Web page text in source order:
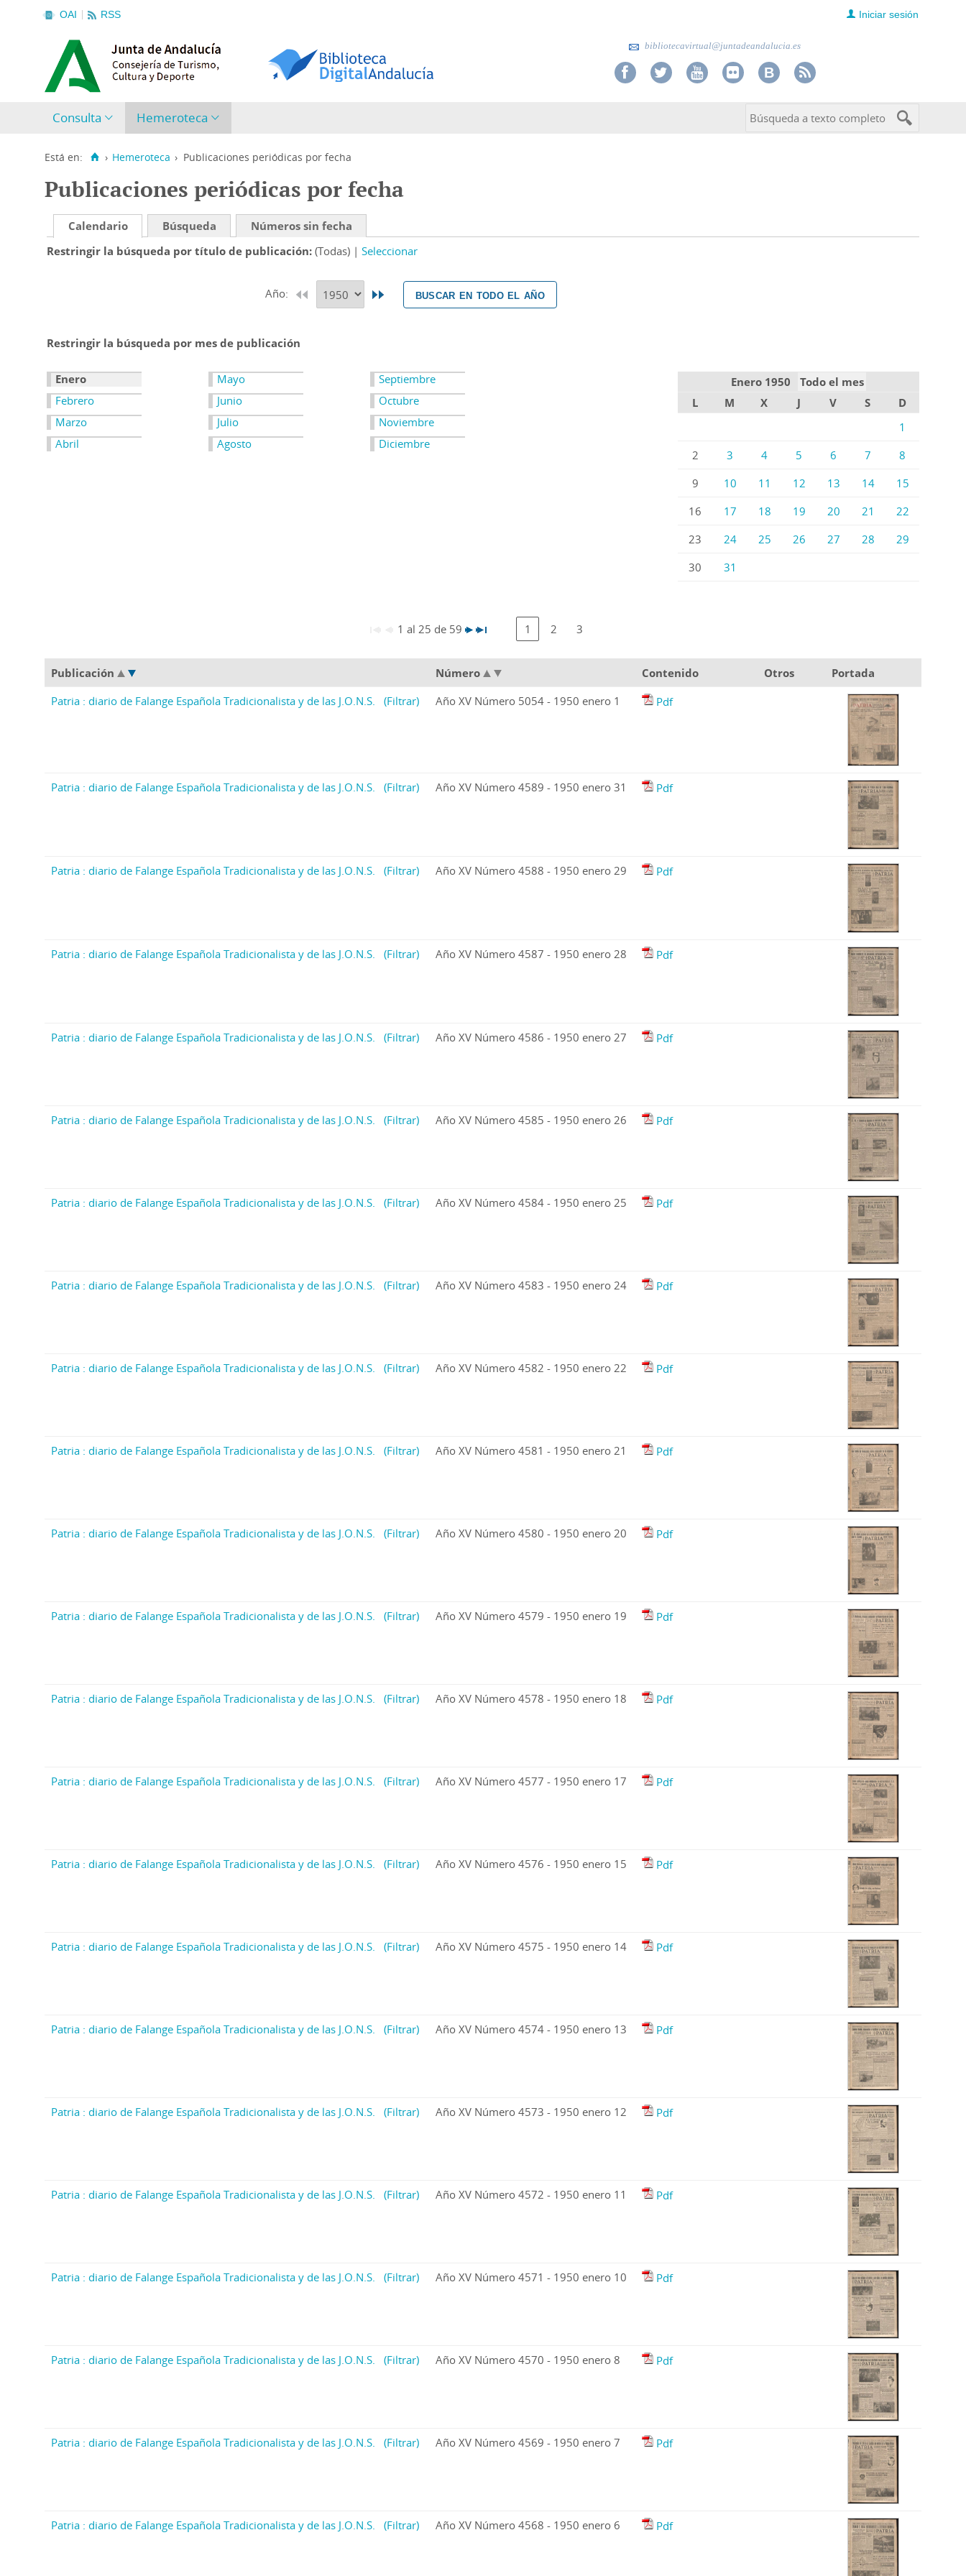
OAI RSS Iniciar sesión
bibliotecavirtual@juntadeandalucia.es
Consulta Hemeroteca
Está en: › Hemeroteca › Publicaciones periódicas por fecha
Publicaciones periódicas por fecha
Calendario Búsqueda
Números sin fecha
Restringir la búsqueda por título de publicación (Todas) Seleccionar
Año: buscar en todo el año
Restringir la búsqueda por mes de publicación
Enero
Febrero
Marzo
Abril
Mayo
Junio
Julio
Agosto
Septiembre
Octubre
Noviembre
Diciembre
Enero 1950
Todo el mes
L
M X J V S
D
1
2
3 4 5 6 7
8
9
10 11 12 13 14
15
16
17 18 19 20 21
22
23
24 25 26 27 28
29
30
31
1 al 25 de 59 1 2 3
Publicación Número Contenido Otros
Portada
Patria : diario de Falange Española Tradicionalista y de las J.O.N.S.
(Filtrar) Año XV Número 5054 - 1950 enero 1 Pdf
Patria : diario de Falange Española Tradicionalista y de las J.O.N.S. (Filtrar) Año XV Número 4589 - 1950 enero 31 Pdf
Patria : diario de Falange Española Tradicionalista y de las J.O.N.S. (Filtrar) Año XV Número 4588 - 1950 enero 29 Pdf
Patria : diario de Falange Española Tradicionalista y de las J.O.N.S. (Filtrar) Año XV Número 4587 - 1950 enero 28 Pdf
Patria : diario de Falange Española Tradicionalista y de las J.O.N.S. (Filtrar) Año XV Número 4586 - 1950 enero 27 Pdf
Patria : diario de Falange Española Tradicionalista y de las J.O.N.S. (Filtrar) Año XV Número 4585 - 1950 enero 26 Pdf
Patria : diario de Falange Española Tradicionalista y de las J.O.N.S. (Filtrar) Año XV Número 4584 - 1950 enero 25 Pdf
Patria : diario de Falange Española Tradicionalista y de las J.O.N.S. (Filtrar) Año XV Número 4583 - 1950 enero 24 Pdf
Patria : diario de Falange Española Tradicionalista y de las J.O.N.S. (Filtrar) Año XV Número 4582 - 1950 enero 22 Pdf
Patria : diario de Falange Española Tradicionalista y de las J.O.N.S. (Filtrar) Año XV Número 4581 - 1950 enero 21 Pdf
Patria : diario de Falange Española Tradicionalista y de las J.O.N.S. (Filtrar) Año XV Número 4580 - 1950 enero 20 Pdf
Patria : diario de Falange Española Tradicionalista y de las J.O.N.S. (Filtrar) Año XV Número 4579 - 1950 enero 19 Pdf
Patria : diario de Falange Española Tradicionalista y de las J.O.N.S. (Filtrar) Año XV Número 4578 - 1950 enero 18 Pdf
Patria : diario de Falange Española Tradicionalista y de las J.O.N.S. (Filtrar) Año XV Número 4577 - 1950 enero 17 Pdf
Patria : diario de Falange Española Tradicionalista y de las J.O.N.S. (Filtrar) Año XV Número 4576 - 1950 enero 15 Pdf
Patria : diario de Falange Española Tradicionalista y de las J.O.N.S. (Filtrar) Año XV Número 4575 - 1950 enero 14 Pdf
Patria : diario de Falange Española Tradicionalista y de las J.O.N.S. (Filtrar) Año XV Número 4574 - 1950 enero 13 Pdf
Patria : diario de Falange Española Tradicionalista y de las J.O.N.S. (Filtrar) Año XV Número 4573 - 1950 enero 12 Pdf
Patria : diario de Falange Española Tradicionalista y de las J.O.N.S. (Filtrar) Año XV Número 4572 - 1950 enero 11 Pdf
Patria : diario de Falange Española Tradicionalista y de las J.O.N.S. (Filtrar) Año XV Número 4571 - 1950 enero 10 Pdf
Patria : diario de Falange Española Tradicionalista y de las J.O.N.S. (Filtrar) Año XV Número 4570 - 1950 enero 8 Pdf
Patria : diario de Falange Española Tradicionalista y de las J.O.N.S. (Filtrar) Año XV Número 4569 - 1950 enero 7 Pdf
Patria : diario de Falange Española Tradicionalista y de las J.O.N.S. (Filtrar) Año XV Número 4568 - 1950 enero 6 Pdf